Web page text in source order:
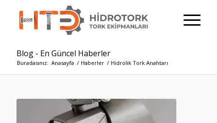
Blog - En Güncel Haberler
Buradasınız: Anasayfa / Haberler / Hidrolik Tork Anahtarı